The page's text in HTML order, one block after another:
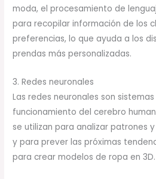
moda, el procesamiento de
para recopilar información de los
preferencias, lo que ayuda a los
prendas más personalizadas.
3. Redes neuronales
Las redes neuronales son
funcionamiento del cerebro
se utilizan para analizar patrones
y para prever las próximas
para crear modelos de ropa en 3D.